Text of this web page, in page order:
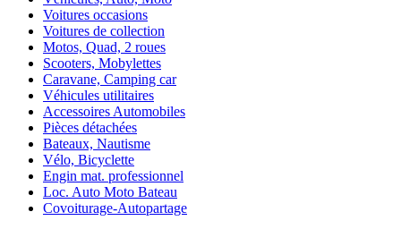
Voitures occasions
Voitures de collection
Motos, Quad, 2 roues
Scooters, Mobylettes
Caravane, Camping car
Véhicules utilitaires
Accessoires Automobiles
Pièces détachées
Bateaux, Nautisme
Vélo, Bicyclette
Engin mat. professionnel
Loc. Auto Moto Bateau
Covoiturage-Autopartage